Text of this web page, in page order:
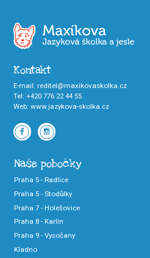
Kontakt
E-mail: reditel@maxikovaskolka.cz
Tel: +420 776 22 44 55
Web: www.jazykova-skolka.cz
Naše pobočky
Praha 5 - Radlice
Praha 5 - Stodůlky
Praha 7 - Holešovice
Praha 8 - Karlín
Praha 9 - Vysočany
Kladno